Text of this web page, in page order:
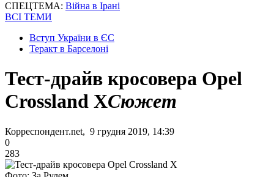
СПЕЦТЕМА: Війна в Ірані
ВСІ ТЕМИ
Вступ України в ЄС
Теракт в Барселоні
Тест-драйв кросовера Opel
Crossland XСюжет
Корреспондент.net, 9 грудня 2019, 14:39
0
283